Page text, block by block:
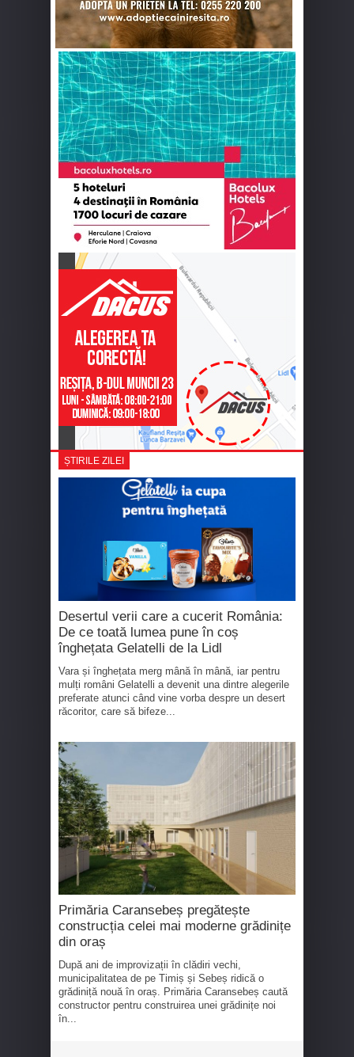
ȘTIRILE ZILEI
Desertul verii care a cucerit România:
De ce toată lumea pune în coș
înghețata Gelatelli de la Lidl
Vara și înghețata merg mână în mână, iar pentru
mulți români Gelatelli a devenit una dintre alegerile
preferate atunci când vine vorba despre un desert
răcoritor, care să bifeze...
Primăria Caransebeș pregătește
construcția celei mai moderne grădinițe
din oraș
După ani de improvizații în clădiri vechi,
municipalitatea de pe Timiș și Sebeș ridică o
grădiniță nouă în oraș. Primăria Caransebeș caută
constructor pentru construirea unei grădinițe noi
în...